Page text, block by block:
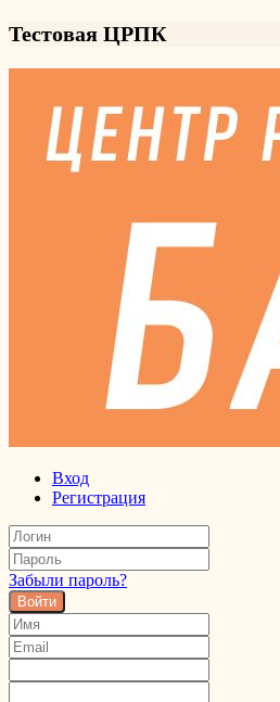
Тестовая ЦРПК
Вход
Регистрация
Забыли пароль?
Войти